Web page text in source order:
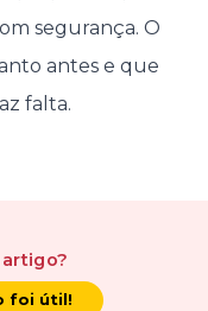
segurança. O
antes e que
falta.
?
foi útil!